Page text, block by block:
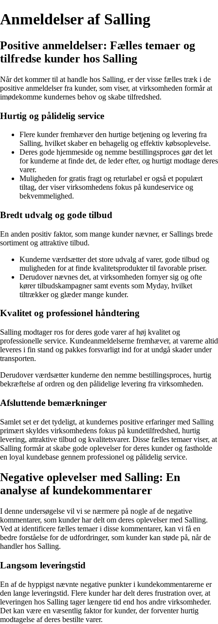
Anmeldelser af Salling
Positive anmeldelser: Fælles temaer og
tilfredse kunder hos Salling
Når det kommer til at handle hos Salling, er der visse fælles træk i de
positive anmeldelser fra kunder, som viser, at virksomheden formår at
imødekomme kundernes behov og skabe tilfredshed.
Hurtig og pålidelig service
Flere kunder fremhæver den hurtige betjening og levering fra
Salling, hvilket skaber en behagelig og effektiv købsoplevelse.
Deres gode hjemmeside og nemme bestillingsproces gør det let
for kunderne at finde det, de leder efter, og hurtigt modtage deres
varer.
Muligheden for gratis fragt og returlabel er også et populært
tiltag, der viser virksomhedens fokus på kundeservice og
bekvemmelighed.
Bredt udvalg og gode tilbud
En anden positiv faktor, som mange kunder nævner, er Sallings brede
sortiment og attraktive tilbud.
Kunderne værdsætter det store udvalg af varer, gode tilbud og
muligheden for at finde kvalitetsprodukter til favorable priser.
Derudover nævnes det, at virksomheden fornyer sig og ofte
kører tilbudskampagner samt events som Myday, hvilket
tiltrækker og glæder mange kunder.
Kvalitet og professionel håndtering
Salling modtager ros for deres gode varer af høj kvalitet og
professionelle service. Kundeanmeldelserne fremhæver, at varerne altid
leveres i fin stand og pakkes forsvarligt ind for at undgå skader under
transporten.
Derudover værdsætter kunderne den nemme bestillingsproces, hurtig
bekræftelse af ordren og den pålidelige levering fra virksomheden.
Afsluttende bemærkninger
Samlet set er det tydeligt, at kundernes positive erfaringer med Salling
primært skyldes virksomhedens fokus på kundetilfredshed, hurtig
levering, attraktive tilbud og kvalitetsvarer. Disse fælles temaer viser, at
Salling formår at skabe gode oplevelser for deres kunder og fastholde
en loyal kundebase gennem professionel og pålidelig service.
Negative oplevelser med Salling: En
analyse af kundekommentarer
I denne undersøgelse vil vi se nærmere på nogle af de negative
kommentarer, som kunder har delt om deres oplevelser med Salling.
Ved at identificere fælles temaer i disse kommentarer, kan vi få en
bedre forståelse for de udfordringer, som kunder kan støde på, når de
handler hos Salling.
Langsom leveringstid
En af de hyppigst nævnte negative punkter i kundekommentarerne er
den lange leveringstid. Flere kunder har delt deres frustration over, at
leveringen hos Salling tager længere tid end hos andre virksomheder.
Det kan være en væsentlig faktor for kunder, der forventer hurtig
modtagelse af deres bestilte varer.